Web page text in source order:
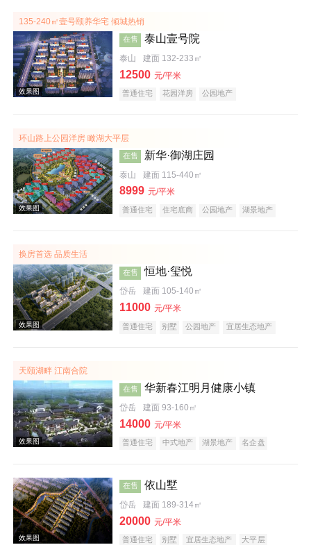
135-240㎡壹号颐养华宅 倾城热销
效果图
在售 泰山壹号院
泰山 建面 132-233㎡
12500 元/平米
普通住宅 花园洋房 公园地产
环山路上公园洋房 瞰湖大平层
效果图
在售 新华·御湖庄园
泰山 建面 115-440㎡
8999 元/平米
普通住宅 住宅底商 公园地产
湖景地产
换房首选 品质生活
在售 恒地·玺悦
岱岳 建面 105-140㎡
11000 元/平米
普通住宅 别墅 公园地产 宜居生态地产
天颐湖畔 江南合院
在售 华新春江明月健康小镇
岱岳 建面 93-160㎡
14000 元/平米
普通住宅 中式地产 湖景地产
名企盘
在售 依山墅
岱岳 建面 189-314㎡
20000 元/平米
普通住宅 别墅 宜居生态地产 大平层